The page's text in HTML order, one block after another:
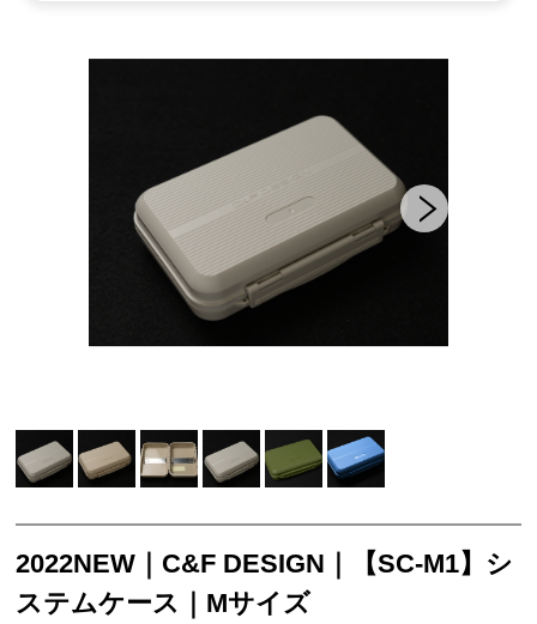
2022NEW｜C&F DESIGN｜【SC-M1】シ
ステムケース｜Mサイズ